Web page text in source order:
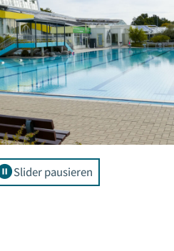
©
Slider pausieren